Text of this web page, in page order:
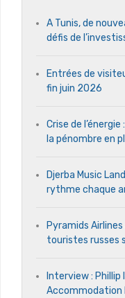
A Tunis, de
défis de
Entrées de
fin juin 2026
Crise de
la pénombre en
Djerba Music
rythme chaque
Pyramids
touristes russes
Interview :
Accommodation